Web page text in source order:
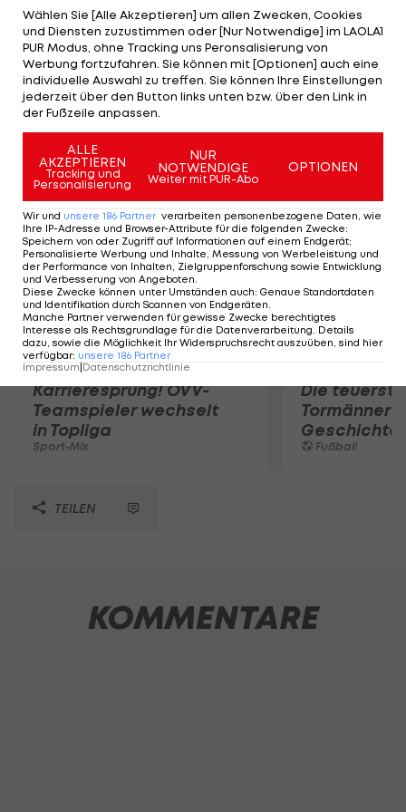
Saison. Weiters statten die Döblinger den 19-
jährigen Hakan Gökcek mit einem Profivertrag
aus. Der Stürmer erzielte in der abgelaufenen
Spielzeit bei den Amateuren in der Oberliga B 40
Tore, in der Ersten Liga kam er zu sechs
Kurzeinsätzen.
Mehr zum Thema
Karrieresprung! ÖVV-
Teamspieler wechselt
in Topliga
Sport-Mix
Die
Tormänner
Geschichte
Fußball
TEILEN
KOMMENTARE
Wählen Sie [Alle Akzeptieren] um allen Zwecken, Cookies
und Diensten zuzustimmen oder [Nur Notwendige] im LAOLA1
PUR Modus, ohne Tracking uns Peronsalisierung von
Werbung fortzufahren. Sie können mit [Optionen] auch eine
individuelle Auswahl zu treffen. Sie können Ihre Einstellungen
jederzeit über den Button links unten bzw. über den Link in
der Fußzeile anpassen.
ALLE
AKZEPTIEREN
Tracking und
Personalisierung
NUR
NOTWENDIGE
Weiter mit PUR-Abo
OPTIONEN
Wir und unsere 186 Partner verarbeiten personenbezogene Daten, wie
Ihre IP-Adresse und Browser-Attribute für die folgenden Zwecke:
Speichern von oder Zugriff auf Informationen auf einem Endgerät;
Personalisierte Werbung und Inhalte, Messung von Werbeleistung und
der Performance von Inhalten, Zielgruppenforschung sowie Entwicklung
und Verbesserung von Angeboten.
Diese Zwecke können unter Umständen auch: Genaue Standortdaten
und Identifikation durch Scannen von Endgeräten.
Manche Partner verwenden für gewisse Zwecke berechtigtes
Interesse als Rechtsgrundlage für die Datenverarbeitung. Details
dazu, sowie die Möglichkeit Ihr Widerspruchsrecht auszuüben, sind hier
verfügbar: unsere 186 Partner
Impressum Datenschutzrichtlinie